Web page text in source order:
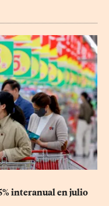
interanual en julio